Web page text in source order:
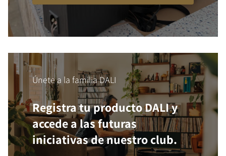
Únete a la familia DALI
Registra tu producto DALI y
accede a las futuras
iniciativas de nuestro club.